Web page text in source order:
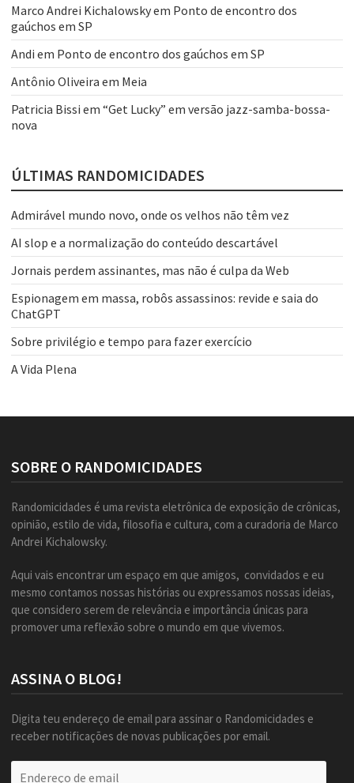
Marco Andrei Kichalowskyem Ponto de encontro dos
gaúchos em SP
Andi em Ponto de encontro dos gaúchos em SP
Antônio Oliveira em Meia
Patricia Bissi em “Get Lucky” em versão jazz-samba-bossa-
nova
ÚLTIMAS RANDOMICIDADES
Admirável mundo novo, onde os velhos não têm vez
AI slop e a normalização do conteúdo descartável
Jornais perdem assinantes, mas não é culpa da Web
Espionagem em massa, robôs assassinos: revide e saia do
ChatGPT
Sobre privilégio e tempo para fazer exercício
A Vida Plena
SOBRE O RANDOMICIDADES
Randomicidades é uma revista eletrônica de exposição de crônicas,
opinião, estilo de vida, filosofia e cultura, com a curadoria de Marco
Andrei Kichalowsky.
Aqui vais encontrar um espaço em que amigos, convidados e eu
mesmo contamos nossas histórias ou expressamos nossas ideias,
que considero serem de relevância e importância únicas para
promover uma reflexão sobre o mundo em que vivemos.
ASSINA O BLOG!
Digita teu endereço de email para assinar o Randomicidades e
receber notificações de novas publicações por email.